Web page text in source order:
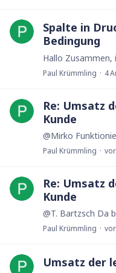
Spalte in
Bedingung
Paul Krümmling 4
Re: Umsatz
Kunde
@Mirko
Paul Krümmling
Re: Umsatz
Kunde
Paul Krümmling
Umsatz der